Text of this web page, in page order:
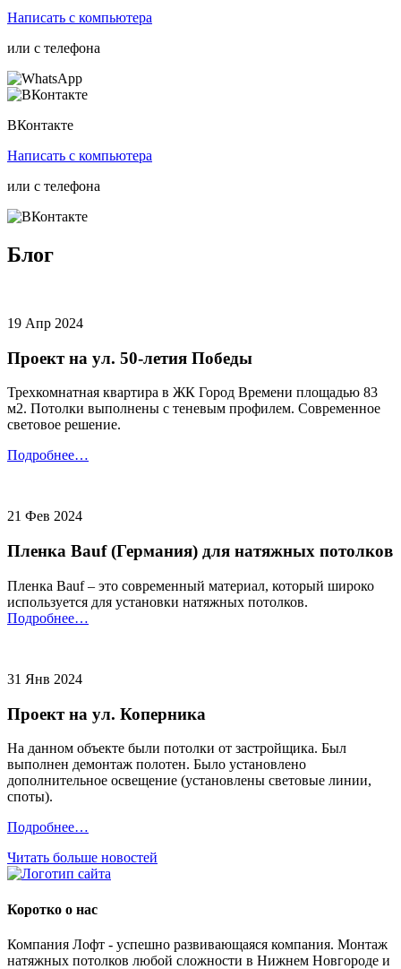
Написать с компьютера
или с телефона
ВКонтакте
Написать с компьютера
или с телефона
Блог
19 Апр 2024
Проект на ул. 50-летия Победы
Трехкомнатная квартира в ЖК Город Времени площадью 83
м2. Потолки выполнены с теневым профилем. Современное
световое решение.
Подробнее…
21 Фев 2024
Пленка Bauf (Германия) для натяжных потолков
Пленка Bauf – это современный материал, который широко
используется для установки натяжных потолков.
Подробнее…
31 Янв 2024
Проект на ул. Коперника
На данном объекте были потолки от застройщика. Был
выполнен демонтаж полотен. Было установлено
дополнительное освещение (установлены световые линии,
споты).
Подробнее…
Читать больше новостей
Коротко о нас
Компания Лофт - успешно развивающаяся компания. Монтаж
натяжных потолков любой сложности в Нижнем Новгороде и